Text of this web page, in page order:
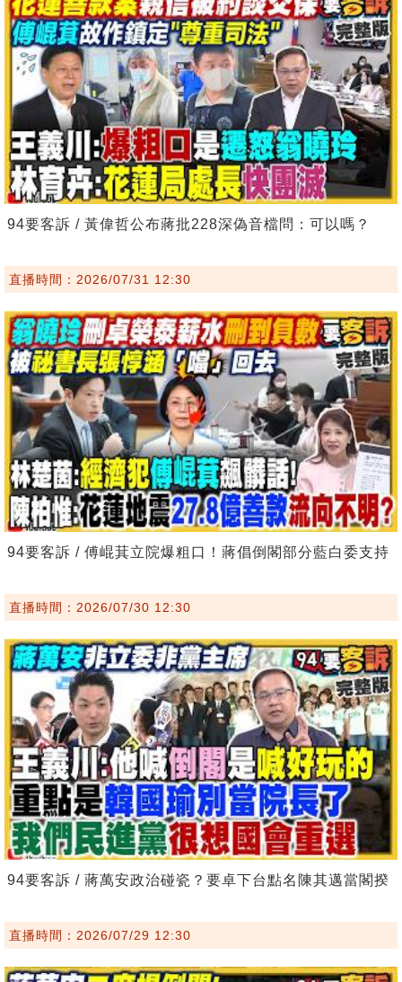
94要客訴 / 黃偉哲公布蔣批228深偽音檔問：可以嗎？
直播時間：2026/07/31 12:30
94要客訴 / 傅崐萁立院爆粗口！蔣倡倒閣部分藍白委支持
直播時間：2026/07/30 12:30
94要客訴 / 蔣萬安政治碰瓷？要卓下台點名陳其邁當閣揆
直播時間：2026/07/29 12:30